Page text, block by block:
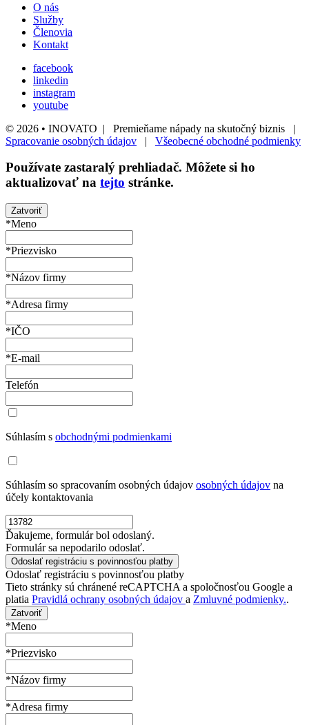
O nás
Služby
Členovia
Kontakt
facebook
linkedin
instagram
youtube
© 2026 • INOVATO | Premieňame nápady na skutočný biznis |
Spracovanie osobných údajov | Všeobecné obchodné podmienky
Používate zastaralý prehliadač. Môžete si ho
aktualizovať na tejto stránke.
Zatvoriť
*Meno
*Priezvisko
*Názov firmy
*Adresa firmy
*IČO
*E-mail
Telefón
Súhlasím s obchodnými podmienkami
Súhlasím so spracovaním osobných údajov osobných údajov na
účely kontaktovania
Ďakujeme, formulár bol odoslaný.
Formulár sa nepodarilo odoslať.
Odoslať registráciu s povinnosťou platby
Tieto stránky sú chránené reCAPTCHA a spoločnosťou Google a
platia Pravidlá ochrany osobných údajov a Zmluvné podmienky..
Zatvoriť
*Meno
*Priezvisko
*Názov firmy
*Adresa firmy